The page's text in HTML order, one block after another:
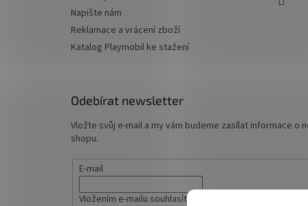
Napište nám
Reklamace a vrácení zboží
Katalog Playmobil ke stažení
Odebírat newsletter
Vložte svůj e-mail a my vám budeme zasílat informace o
shopu.
E-mail
Vložením e-mailu souhlasíte s